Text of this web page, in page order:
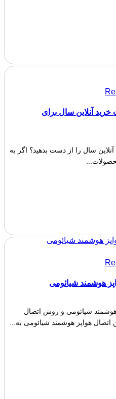
آنلاین سال برای
آنلاین سال را از دست بدهید؟ اگر به
هوشمند شیائومی
هوشمند شیائومی و روش اتصال
اتصال هواپز هوشمند شیائومی به...